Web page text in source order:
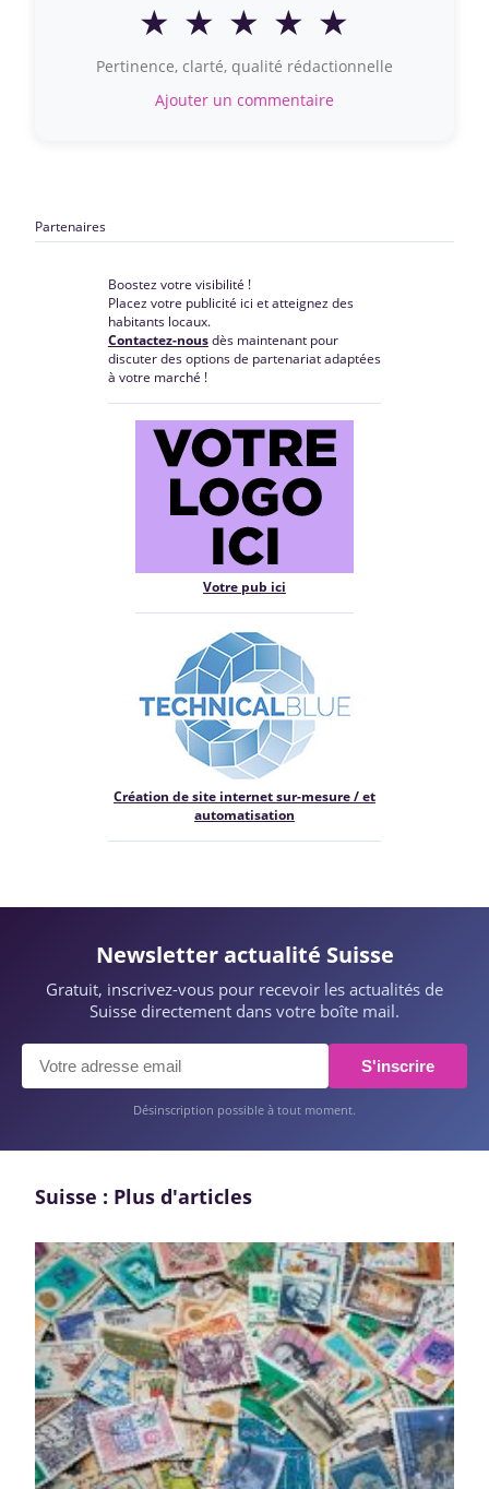
★ ★ ★ ★ ★
Pertinence, clarté, qualité rédactionnelle
Ajouter un commentaire
Partenaires
Boostez votre visibilité !
Placez votre publicité ici et atteignez des
habitants locaux.
Contactez-nousdès maintenant pour
discuter des options de partenariat adaptées
à votre marché !
Votre pub ici
Création de site internet sur-mesure / et
automatisation
Newsletter actualité Suisse
Gratuit, inscrivez-vous pour recevoir les actualités de
Suisse directement dans votre boîte mail.
S'inscrire
Désinscription possible à tout moment.
Suisse : Plus d'articles